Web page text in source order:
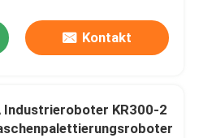
Kontakt
Industrieroboter KR300-2